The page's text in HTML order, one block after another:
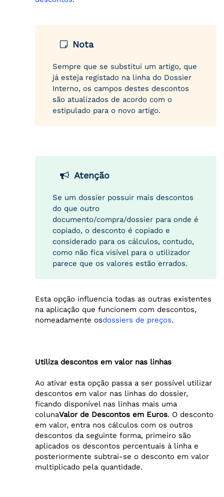
Nota
Sempre que se substitui um artigo, que
já esteja registado na linha do Dossier
Interno, os campos destes descontos
são atualizados de acordo com o
estipulado para o novo artigo.
Atenção
Se um dossier possuir mais descontos
do que outro
documento/compra/dossier para onde é
copiado, o desconto é copiado e
considerado para os cálculos, contudo,
como não fica visível para o utilizador
parece que os valores estão errados.
Esta opção influencia todas as outras existentes
na aplicação que funcionem com descontos,
nomeadamente osdossiers de preços.
Utiliza descontos em valor nas linhas
Ao ativar esta opção passa a ser possível utilizar
descontos em valor nas linhas do dossier,
ficando disponível nas linhas mais uma
colunaValor de Descontos em Euros. O desconto
em valor, entra nos cálculos com os outros
descontos da seguinte forma, primeiro são
aplicados os descontos percentuais à linha e
posteriormente subtrai-se o desconto em valor
multiplicado pela quantidade.